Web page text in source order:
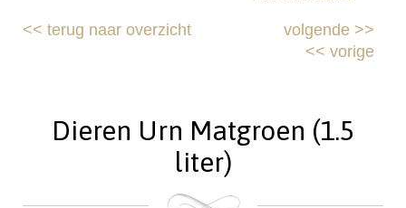
<<terug naar overzicht volgende>>
<< vorige
Dieren Urn Matgroen (1.5
liter)